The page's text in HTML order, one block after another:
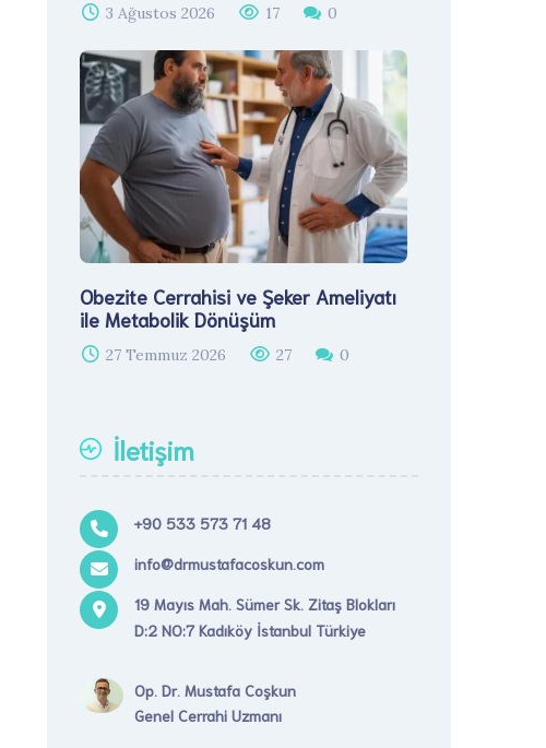
3 Ağustos 2026 17 0
Obezite Cerrahisi ve Şeker Ameliyatı
ile Metabolik Dönüşüm
27 Temmuz 2026 27 0
İletişim
+90 533 573 71 48
info@drmustafacoskun.com
19 Mayıs Mah. Sümer Sk. Zitaş Blokları
D:2 NO:7 Kadıköy İstanbul Türkiye
Op. Dr. Mustafa Coşkun
Genel Cerrahi Uzmanı